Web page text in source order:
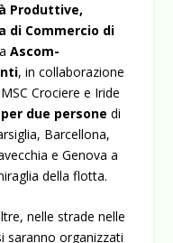
Produttive,
di Commercio di
Ascom-
, in collaborazione
Crociere e Iride
due personedi
Barcellona,
e Genova a
della flotta.
nelle strade nelle
saranno organizzati